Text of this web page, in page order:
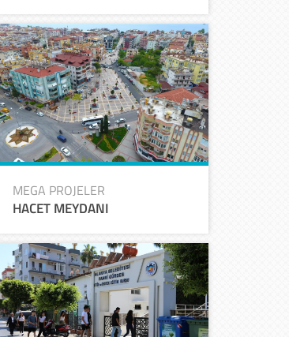
MEGA PROJELER
HACET MEYDANI